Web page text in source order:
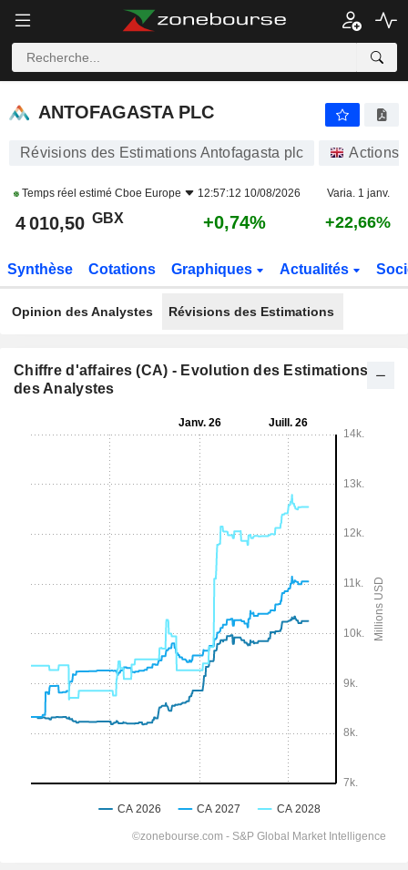
ANTOFAGASTA PLC
ANTOFAGASTA PLC
Révisions des Estimations Antofagasta plc Actions
Temps réel estimé Cboe Europe 12:57:12 10/08/2026 Varia. 1 janv.
4 010,50 GBX +0,74% +22,66%
Synthèse Cotations Graphiques Actualités
Opinion des Analystes Révisions des Estimations
Chiffre d'affaires (CA) - Evolution des Estimations
des Analystes